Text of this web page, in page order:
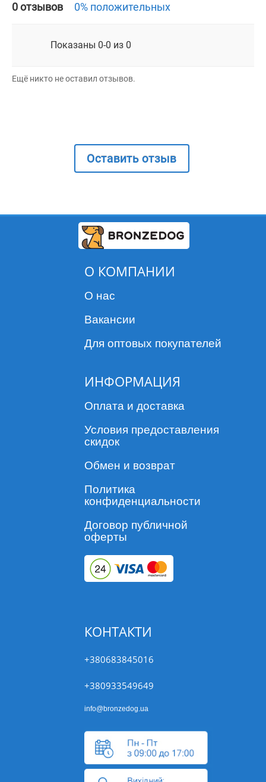
0 отзывов 0% положительных
Показаны 0-0 из 0
Ещё никто не оставил отзывов.
Оставить отзыв
О КОМПАНИИ
О нас
Вакансии
Для оптовых покупателей
ИНФОРМАЦИЯ
Оплата и доставка
Условия предоставления
скидок
Обмен и возврат
Политика
конфиденциальности
Договор публичной
оферты
КОНТАКТИ
+380683845016
+380933549649
info@bronzedog.ua